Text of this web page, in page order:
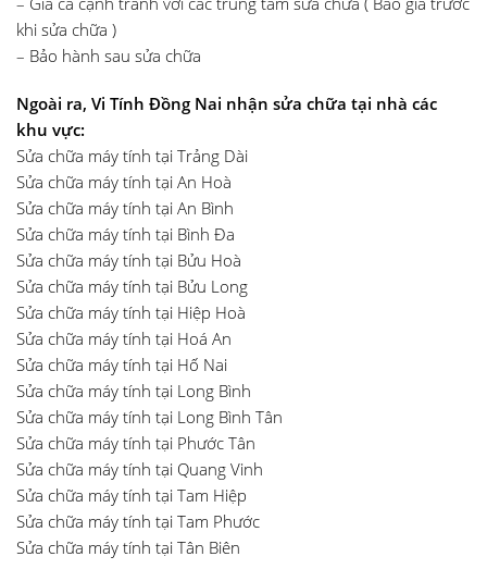
khi sửa chữa )
– Bảo hành sau sửa chữa
Ngoài ra, Vi Tính Đồng Nai nhận sửa chữa tại nhà các
khu vực:
Sửa chữa máy tính tại Trảng Dài
Sửa chữa máy tính tại An Hoà
Sửa chữa máy tính tại An Bình
Sửa chữa máy tính tại Bình Đa
Sửa chữa máy tính tại Bửu Hoà
Sửa chữa máy tính tại Bửu Long
Sửa chữa máy tính tại Hiệp Hoà
Sửa chữa máy tính tại Hoá An
Sửa chữa máy tính tại Hố Nai
Sửa chữa máy tính tại Long Bình
Sửa chữa máy tính tại Long Bình Tân
Sửa chữa máy tính tại Phước Tân
Sửa chữa máy tính tại Quang Vinh
Sửa chữa máy tính tại Tam Hiệp
Sửa chữa máy tính tại Tam Phước
Sửa chữa máy tính tại Tân Biên